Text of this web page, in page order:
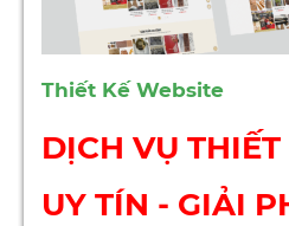
Thiết Kế Website
DỊCH VỤ
UY TÍN - GIẢI